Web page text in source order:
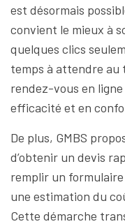
est désormais
convient le mieux à
quelques clics
temps à attendre au
rendez-vous en
efficacité et en
De plus, GMBS
d’obtenir un devis
remplir un
une estimation du
Cette démarche